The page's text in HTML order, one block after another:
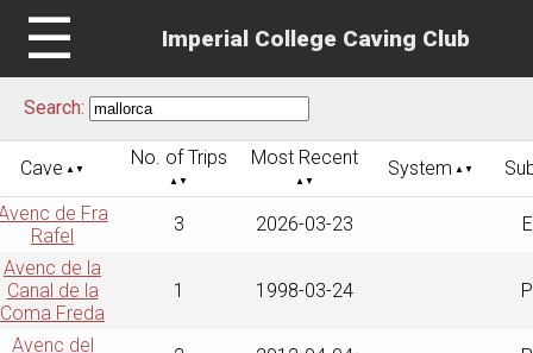
☰ Imperial College Caving Club
Search:
Cave No. of Trips Most Recent System
de Fra
Rafel
3 2026-03-23
Avenc de la
Canal de la
Coma Freda
1 1998-03-24
Avenc del